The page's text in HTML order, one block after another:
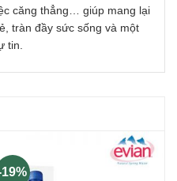
căng thẳng… giúp mang lại
tràn đầy sức sống và một
tin.